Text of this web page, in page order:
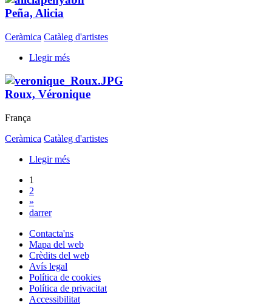
Peña, Alicia
Ceràmica Catàleg d'artistes
Llegir més
Roux, Véronique
França
Ceràmica Catàleg d'artistes
Llegir més
1
2
»
darrer
Contacta'ns
Mapa del web
Crèdits del web
Avís legal
Política de cookies
Política de privacitat
Accessibilitat